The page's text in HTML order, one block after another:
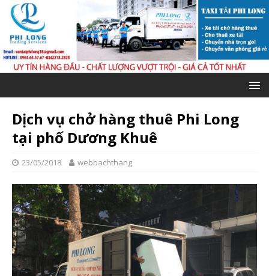
Dịch vụ chở hàng thuê Phi Long
tại phố Dương Khuê
23/05/2018 webbachthang